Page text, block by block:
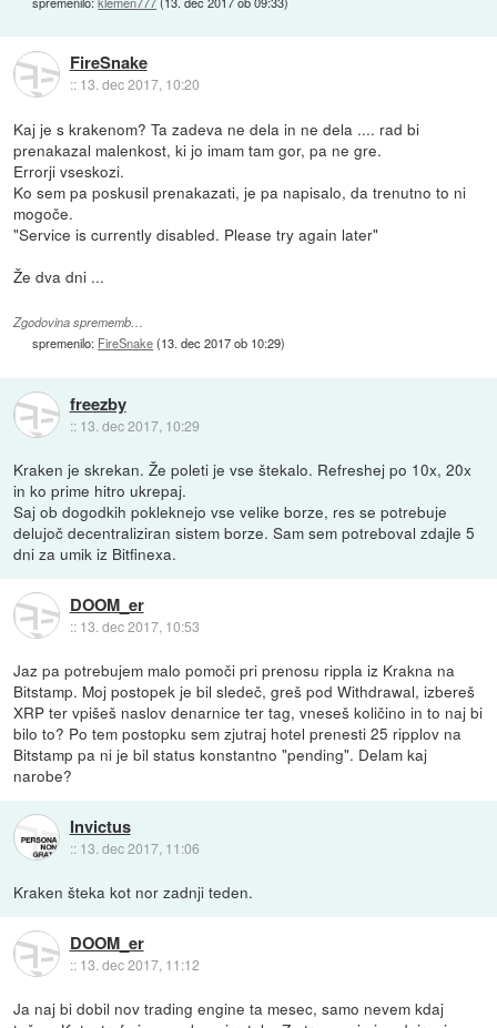
FireSnake
:: 13. dec 2017, 10:20
Kaj je s krakenom? Ta zadeva ne dela in ne dela .... rad bi
prenakazal malenkost, ki jo imam tam gor, pa ne gre.
Errorji vseskozi.
Ko sem pa poskusil prenakazati, je pa napisalo, da trenutno to ni
mogoče.
"Service is currently disabled. Please try again later"
Že dva dni ...
Zgodovina sprememb…
spremenilo: FireSnake(13. dec 2017 ob 10:29)
freezby
:: 13. dec 2017, 10:29
Kraken je skrekan. Že poleti je vse štekalo. Refreshej po 10x, 20x
in ko prime hitro ukrepaj.
Saj ob dogodkih pokleknejo vse velike borze, res se potrebuje
delujoč decentraliziran sistem borze. Sam sem potreboval zdajle 5
dni za umik iz Bitfinexa.
DOOM_er
:: 13. dec 2017, 10:53
Jaz pa potrebujem malo pomoči pri prenosu rippla iz Krakna na
Bitstamp. Moj postopek je bil sledeč, greš pod Withdrawal, izbereš
XRP ter vpišeš naslov denarnice ter tag, vneseš količino in to naj bi
bilo to? Po tem postopku sem zjutraj hotel prenesti 25 ripplov na
Bitstamp pa ni je bil status konstantno "pending". Delam kaj
narobe?
Invictus
:: 13. dec 2017, 11:06
Kraken šteka kot nor zadnji teden.
DOOM_er
:: 13. dec 2017, 11:12
Ja naj bi dobil nov trading engine ta mesec, samo nevem kdaj